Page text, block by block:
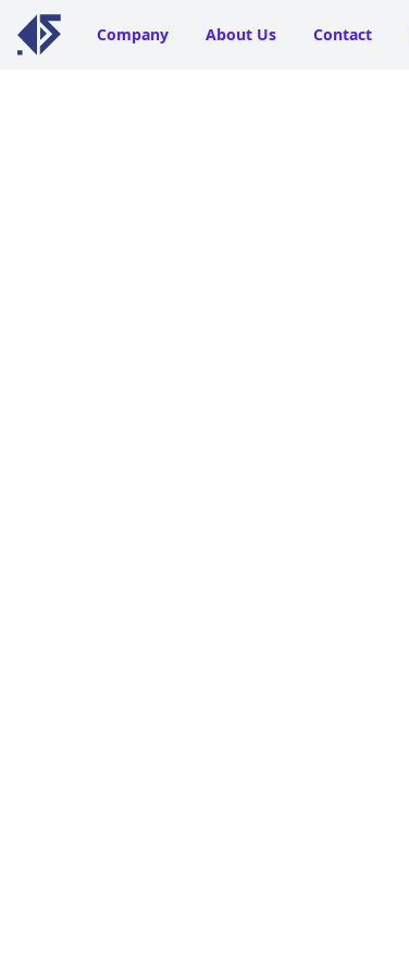
Company About Us Contact